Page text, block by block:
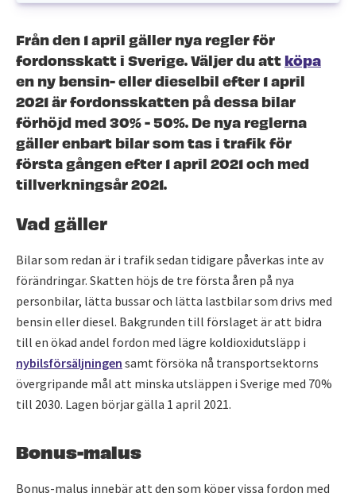
Från den 1 april gäller nya regler för
fordonsskatt i Sverige. Väljer du att köpa
en ny bensin- eller dieselbil efter 1 april
2021 är fordonsskatten på dessa bilar
förhöjd med 30% - 50%. De nya reglerna
gäller enbart bilar som tas i trafik för
första gången efter 1 april 2021 och med
tillverkningsår 2021.
Vad gäller
Bilar som redan är i trafik sedan tidigare påverkas inte av
förändringar. Skatten höjs de tre första åren på nya
personbilar, lätta bussar och lätta lastbilar som drivs med
bensin eller diesel. Bakgrunden till förslaget är att bidra
till en ökad andel fordon med lägre koldioxidutsläpp i
nybilsförsäljningen samt försöka nå transportsektorns
övergripande mål att minska utsläppen i Sverige med 70%
till 2030. Lagen börjar gälla 1 april 2021.
Bonus-malus
Bonus-malus innebär att den som köper vissa fordon med